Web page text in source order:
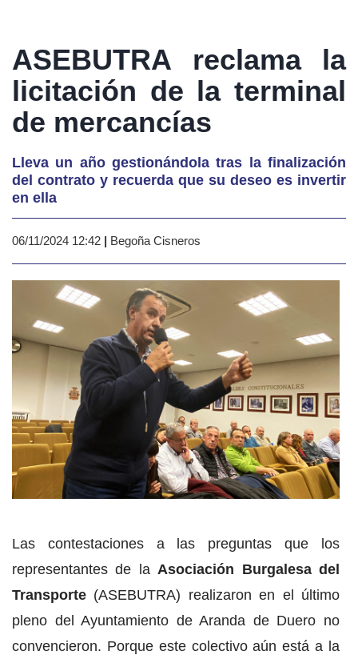
ASEBUTRA reclama la
licitación de la terminal
de mercancías
Lleva un año gestionándola tras la finalización
del contrato y recuerda que su deseo es invertir
en ella
06/11/2024 12:42 | Begoña Cisneros
Las contestaciones a las preguntas que los
representantes de laAsociación Burgalesa del
Transporte (ASEBUTRA) realizaron en el último
pleno del Ayuntamiento de Aranda de Duero no
convencieron. Porque este colectivo aún está a la